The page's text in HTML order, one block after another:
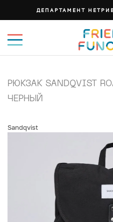
ДЕПАРТАМЕНТ
РЮКЗАК SANDQVIST
ЧЕРНЫЙ
Sandqvist